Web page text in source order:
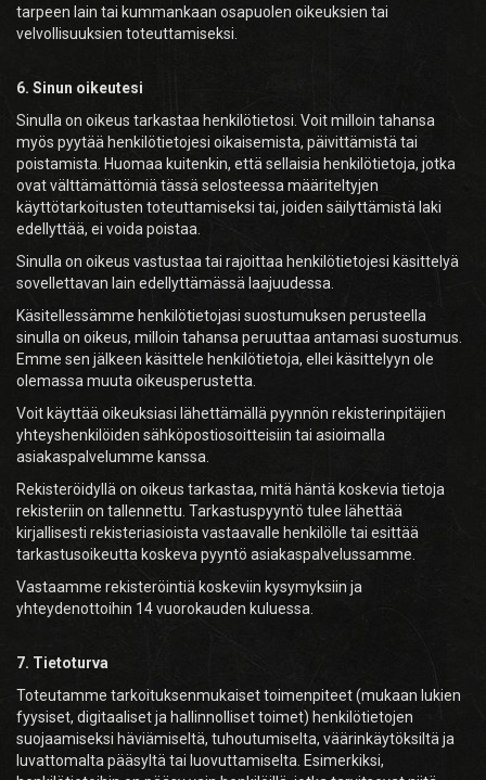
tarpeen lain tai kummankaan osapuolen oikeuksien tai
velvollisuuksien toteuttamiseksi.
6. Sinun oikeutesi
Sinulla on oikeus tarkastaa henkilötietosi. Voit milloin tahansa
myös pyytää henkilötietojesi oikaisemista, päivittämistä tai
poistamista. Huomaa kuitenkin, että sellaisia henkilötietoja, jotka
ovat välttämättömiä tässä selosteessa määriteltyjen
käyttötarkoitusten toteuttamiseksi tai, joiden säilyttämistä laki
edellyttää, ei voida poistaa.
Sinulla on oikeus vastustaa tai rajoittaa henkilötietojesi käsittelyä
sovellettavan lain edellyttämässä laajuudessa.
Käsitellessämme henkilötietojasi suostumuksen perusteella
sinulla on oikeus, milloin tahansa peruuttaa antamasi suostumus.
Emme sen jälkeen käsittele henkilötietoja, ellei käsittelyyn ole
olemassa muuta oikeusperustetta.
Voit käyttää oikeuksiasi lähettämällä pyynnön rekisterinpitäjien
yhteyshenkilöiden sähköpostiosoitteisiin tai asioimalla
asiakaspalvelumme kanssa.
Rekisteröidyllä on oikeus tarkastaa, mitä häntä koskevia tietoja
rekisteriin on tallennettu. Tarkastuspyyntö tulee lähettää
kirjallisesti rekisteriasioista vastaavalle henkilölle tai esittää
tarkastusoikeutta koskeva pyyntö asiakaspalvelussamme.
Vastaamme rekisteröintiä koskeviin kysymyksiin ja
yhteydenottoihin 14 vuorokauden kuluessa.
7. Tietoturva
Toteutamme tarkoituksenmukaiset toimenpiteet (mukaan lukien
fyysiset, digitaaliset ja hallinnolliset toimet) henkilötietojen
suojaamiseksi häviämiseltä, tuhoutumiselta, väärinkäytöksiltä ja
luvattomalta pääsyltä tai luovuttamiselta. Esimerkiksi,